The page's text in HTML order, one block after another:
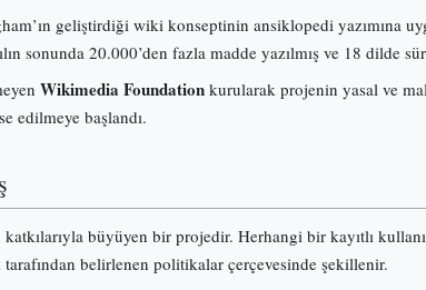
geliştirdiği wiki konseptinin ansiklopedi yazımına
sonunda 20.000’den fazla madde yazılmış ve 18 dilde
Wikimedia Foundation kurularak projenin yasal ve
edilmeye başlandı.
büyüyen bir projedir. Herhangi bir kayıtlı
belirlenen politikalar çerçevesinde şekillenir.